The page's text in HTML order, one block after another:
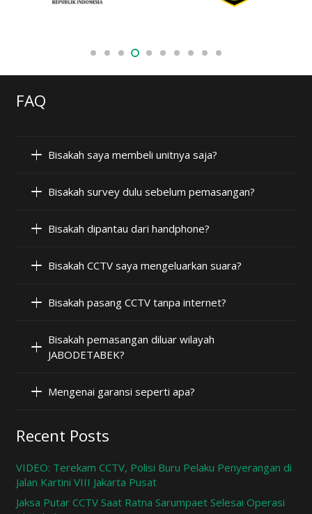
FAQ
Bisakah saya membeli unitnya saja?
Bisakah survey dulu sebelum pemasangan?
Bisakah dipantau dari handphone?
Bisakah CCTV saya mengeluarkan suara?
Bisakah pasang CCTV tanpa internet?
Bisakah pemasangan diluar wilayah
JABODETABEK?
Mengenai garansi seperti apa?
Recent Posts
VIDEO: Terekam CCTV, Polisi Buru Pelaku Penyerangan di
Jalan Kartini VIII Jakarta Pusat
Jaksa Putar CCTV Saat Ratna Sarumpaet Selesai Operasi